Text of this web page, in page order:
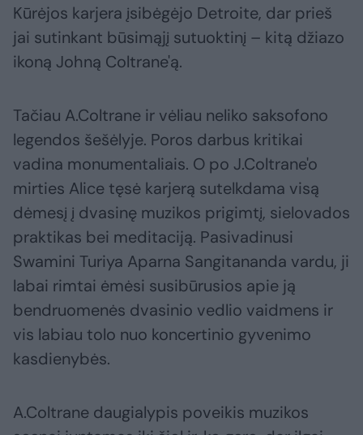
Kūrėjos karjera įsibėgėjo Detroite, dar prieš
jai sutinkant būsimąjį sutuoktinį – kitą džiazo
ikoną Johną Coltrane'ą.
Tačiau A.Coltrane ir vėliau neliko saksofono
legendos šešėlyje. Poros darbus kritikai
vadina monumentaliais. O po J.Coltrane'o
mirties Alice tęsė karjerą sutelkdama visą
dėmesį į dvasinę muzikos prigimtį, sielovados
praktikas bei meditaciją. Pasivadinusi
Swamini Turiya Aparna Sangitananda vardu, ji
labai rimtai ėmėsi susibūrusios apie ją
bendruomenės dvasinio vedlio vaidmens ir
vis labiau tolo nuo koncertinio gyvenimo
kasdienybės.
A.Coltrane daugialypis poveikis muzikos